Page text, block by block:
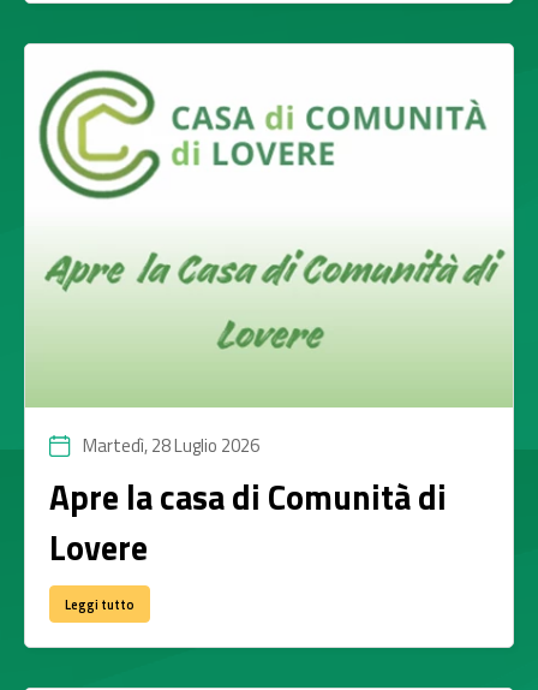
Martedì, 28 Luglio 2026
Apre la casa di Comunità di
Lovere
Leggi tutto